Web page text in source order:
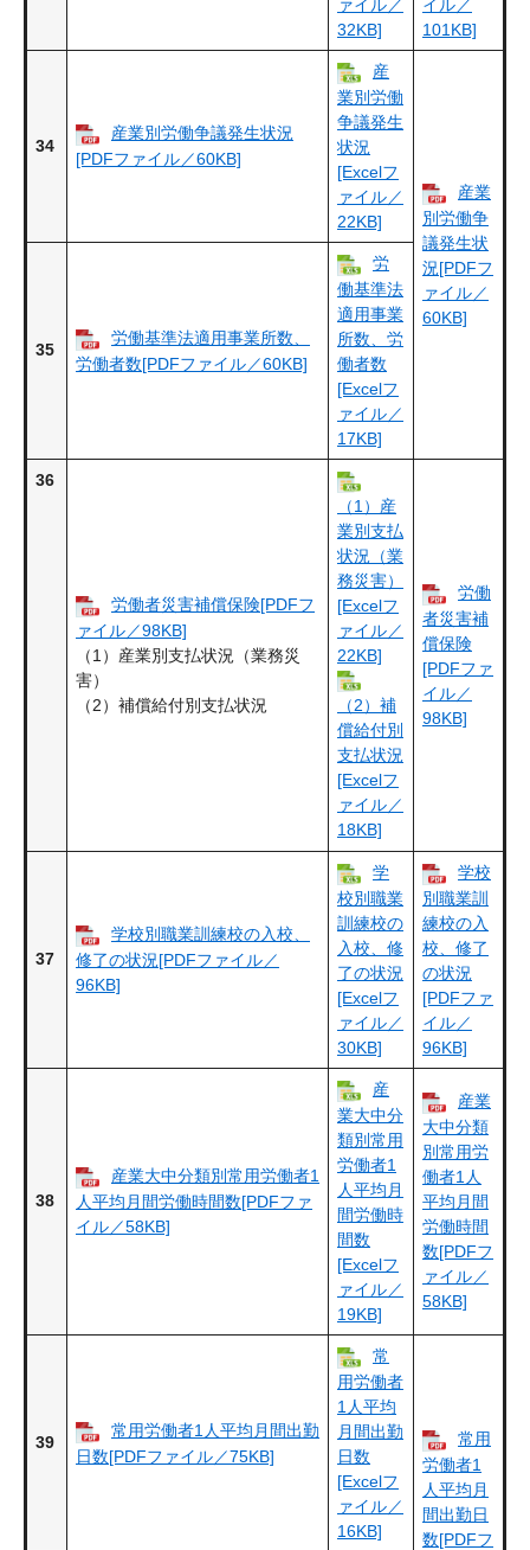
ァイル／
32KB]
イル／
101KB]
34
産業別労働争議発生状況
[PDFファイル／60KB]
産
業別労働
争議発生
状況
[Excelフ
ァイル／
22KB]
産業
別労働争
議発生状
況[PDFフ
ァイル／
60KB]
35
労働基準法適用事業所数、
労働者数[PDFファイル／60KB]
労
働基準法
適用事業
所数、労
働者数
[Excelフ
ァイル／
17KB]
36
労働者災害補償保険[PDFフ
ァイル／98KB]
（1）産業別支払状況（業務災
害）
（2）補償給付別支払状況
（1）産
業別支払
状況（業
務災害）
[Excelフ
ァイル／
22KB]
（2）補
償給付別
支払状況
[Excelフ
ァイル／
18KB]
労働
者災害補
償保険
[PDFファ
イル／
98KB]
37
学校別職業訓練校の入校、
修了の状況[PDFファイル／
96KB]
学
校別職業
訓練校の
入校、修
了の状況
[Excelフ
ァイル／
30KB]
学校
別職業訓
練校の入
校、修了
の状況
[PDFファ
イル／
96KB]
38
産業大中分類別常用労働者1
人平均月間労働時間数[PDFファ
イル／58KB]
産
業大中分
類別常用
労働者1
人平均月
間労働時
間数
[Excelフ
ァイル／
19KB]
産業
大中分類
別常用労
働者1人
平均月間
労働時間
数[PDFフ
ァイル／
58KB]
39
常用労働者1人平均月間出勤
日数[PDFファイル／75KB]
常
用労働者
1人平均
月間出勤
日数
[Excelフ
ァイル／
16KB]
常用
労働者1
人平均月
間出勤日
数[PDFフ